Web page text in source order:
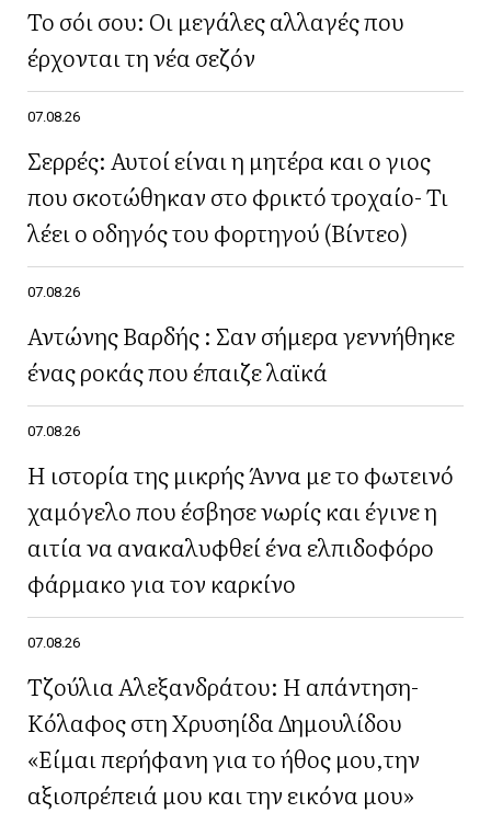
Το σόι σου: Οι μεγάλες αλλαγές που
έρχονται τη νέα σεζόν
07.08.26
Σερρές: Αυτοί είναι η μητέρα και ο γιος
που σκοτώθηκαν στο φρικτό τροχαίο- Τι
λέει ο οδηγός του φορτηγού (Βίντεο)
07.08.26
Αντώνης Βαρδής : Σαν σήμερα γεννήθηκε
ένας ροκάς που έπαιζε λαϊκά
07.08.26
Η ιστορία της μικρής Άννα με το φωτεινό
χαμόγελο που έσβησε νωρίς και έγινε η
αιτία να ανακαλυφθεί ένα ελπιδοφόρο
φάρμακο για τον καρκίνο
07.08.26
Τζούλια Αλεξανδράτου: Η απάντηση-
Κόλαφος στη Χρυσηίδα Δημουλίδου
«Είμαι περήφανη για το ήθος μου,την
αξιοπρέπειά μου και την εικόνα μου»